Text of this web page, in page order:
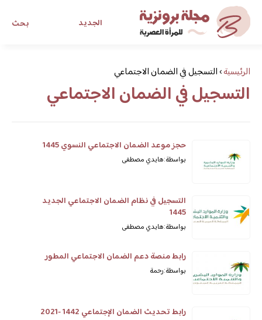
بحث الجديد
مجلة برونزية للفتاة العصرية
ابحث عن أي موضوع يهمك
الرئيسية›التسجيل في الضمان الاجتماعي
التسجيل في الضمان الاجتماعي
حجز موعد الضمان الاجتماعي النسوي 1445
بواسطة: هايدي مصطفى
التسجيل في نظام الضمان الاجتماعي الجديد
1445
بواسطة: هايدي مصطفى
رابط منصة دعم الضمان الاجتماعي المطور
بواسطة: رحمة
رابط تحديث الضمان الإجتماعي 1442 -2021